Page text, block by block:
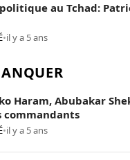
au Tchad:
•il y a 5 ans
Haram, Abubakar
commandants
•il y a 5 ans